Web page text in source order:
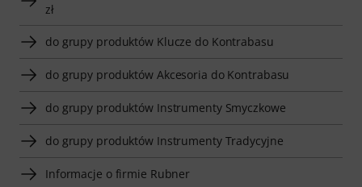
zł
do grupy produktów Klucze do Kontrabasu
do grupy produktów Akcesoria do Kontrabasu
do grupy produktów Instrumenty Smyczkowe
do grupy produktów Instrumenty Tradycyjne
Informacje o firmie Rubner